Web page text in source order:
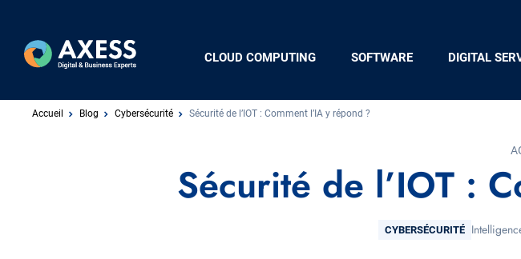
contenu
principal
principale
CLOUD COMPUTING SOFTWARE DIGITAL
Accueil Blog Cybersécurité Sécurité de l’IOT : Comment l’IA y répond ?
Sécurité de l’IOT :
Thématique
CYBERSÉCURITÉ Tags